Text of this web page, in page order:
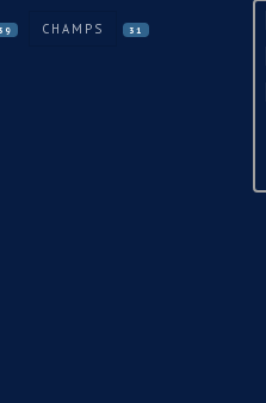
CHAMPS 31